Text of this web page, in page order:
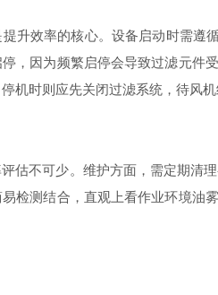
效率的核心。设备启动时需遵循
，因为频繁启停会导致过滤元件
机时则应先关闭过滤系统，待风
不可少。维护方面，需定期清理
检测结合，直观上看作业环境油